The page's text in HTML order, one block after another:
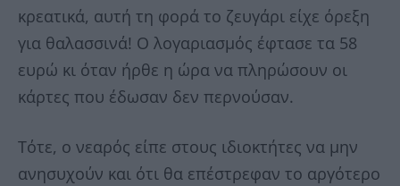
κρεατικά, αυτή τη φορά το ζευγάρι είχε όρεξη
για θαλασσινά! Ο λογαριασμός έφτασε τα 58
ευρώ κι όταν ήρθε η ώρα να πληρώσουν οι
κάρτες που έδωσαν δεν περνούσαν.
Τότε, ο νεαρός είπε στους ιδιοκτήτες να μην
ανησυχούν και ότι θα επέστρεφαν το αργότερο